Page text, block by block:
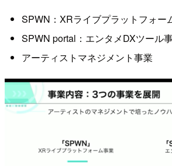
SPWN：XRライブプラットフォー
SPWN portal：エンタメDXツール
アーティストマネジメント事業